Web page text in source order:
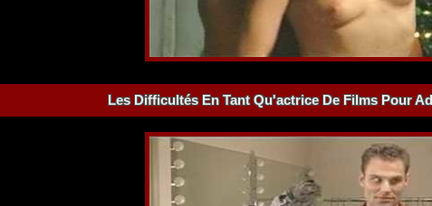
Les Difficultés En Tant Qu'actrice De Films Pour